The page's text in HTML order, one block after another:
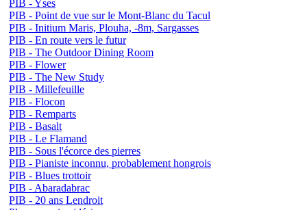
PIB - Yses
PIB - Point de vue sur le Mont-Blanc du Tacul
PIB - Initium Maris, Plouha, -8m, Sargasses
PIB - En route vers le futur
PIB - The Outdoor Dining Room
PIB - Flower
PIB - The New Study
PIB - Millefeuille
PIB - Flocon
PIB - Remparts
PIB - Basalt
PIB - Le Flamand
PIB - Sous l'écorce des pierres
PIB - Pianiste inconnu, probablement hongrois
PIB - Blues trottoir
PIB - Abaradabrac
PIB - 20 ans Lendroit